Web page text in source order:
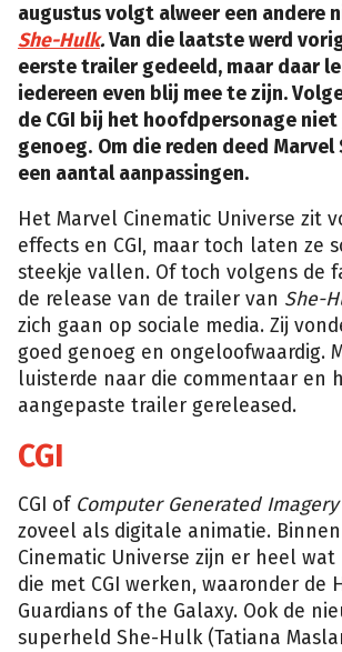
augustus volgt alweer een andere
She-Hulk.Van die laatste werd
eerste trailer gedeeld, maar daar
iedereen even blij mee te zijn.
de CGI bij het hoofdpersonage
genoeg. Om die reden deed Marvel
een aantal aanpassingen.
Het Marvel Cinematic Universe zit
effects en CGI, maar toch laten ze
steekje vallen. Of toch volgens de
de release van de trailer van She-
zich gaan op sociale media. Zij
goed genoeg en ongeloofwaardig.
luisterde naar die commentaar en
aangepaste trailer gereleased.
CGI
CGI of Computer Generated Imagery
zoveel als digitale animatie.
Cinematic Universe zijn er heel wat
die met CGI werken, waaronder de
Guardians of the Galaxy. Ook de
superheld She-Hulk (Tatiana